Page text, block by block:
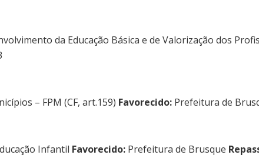
da Educação Básica e de Valorização dos
– FPM (CF, art.159) Favorecido: Prefeitura de
Infantil Favorecido: Prefeitura de Brusque